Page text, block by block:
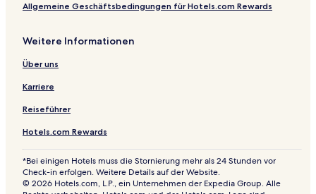
Allgemeine Geschäftsbedingungen für Hotels.com Rewards
Weitere Informationen
Über uns
Karriere
Reiseführer
Hotels.com Rewards
*Bei einigen Hotels muss die Stornierung mehr als 24 Stunden vor
Check-in erfolgen. Weitere Details auf der Website.
© 2026 Hotels.com, L.P., ein Unternehmen der Expedia Group. Alle